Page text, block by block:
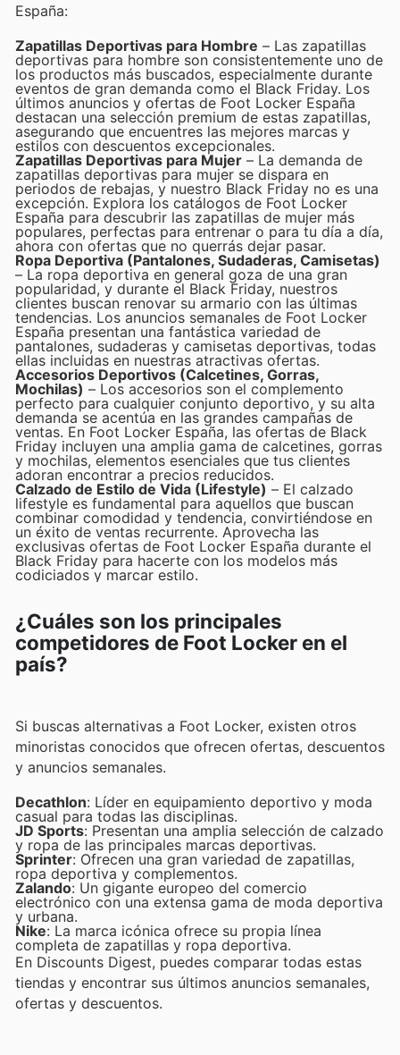
España:
Zapatillas Deportivas para Hombre – Las zapatillas
deportivas para hombre son consistentemente uno de
los productos más buscados, especialmente durante
eventos de gran demanda como el Black Friday. Los
últimos anuncios y ofertas de Foot Locker España
destacan una selección premium de estas zapatillas,
asegurando que encuentres las mejores marcas y
estilos con descuentos excepcionales.
Zapatillas Deportivas para Mujer – La demanda de
zapatillas deportivas para mujer se dispara en
periodos de rebajas, y nuestro Black Friday no es una
excepción. Explora los catálogos de Foot Locker
España para descubrir las zapatillas de mujer más
populares, perfectas para entrenar o para tu día a día,
ahora con ofertas que no querrás dejar pasar.
Ropa Deportiva (Pantalones, Sudaderas, Camisetas)
– La ropa deportiva en general goza de una gran
popularidad, y durante el Black Friday, nuestros
clientes buscan renovar su armario con las últimas
tendencias. Los anuncios semanales de Foot Locker
España presentan una fantástica variedad de
pantalones, sudaderas y camisetas deportivas, todas
ellas incluidas en nuestras atractivas ofertas.
Accesorios Deportivos (Calcetines, Gorras,
Mochilas) – Los accesorios son el complemento
perfecto para cualquier conjunto deportivo, y su alta
demanda se acentúa en las grandes campañas de
ventas. En Foot Locker España, las ofertas de Black
Friday incluyen una amplia gama de calcetines, gorras
y mochilas, elementos esenciales que tus clientes
adoran encontrar a precios reducidos.
Calzado de Estilo de Vida (Lifestyle) – El calzado
lifestyle es fundamental para aquellos que buscan
combinar comodidad y tendencia, convirtiéndose en
un éxito de ventas recurrente. Aprovecha las
exclusivas ofertas de Foot Locker España durante el
Black Friday para hacerte con los modelos más
codiciados y marcar estilo.
¿Cuáles son los principales
competidores de Foot Locker en el
país?
Si buscas alternativas a Foot Locker, existen otros
minoristas conocidos que ofrecen ofertas, descuentos
y anuncios semanales.
Decathlon: Líder en equipamiento deportivo y moda
casual para todas las disciplinas.
JD Sports: Presentan una amplia selección de calzado
y ropa de las principales marcas deportivas.
Sprinter: Ofrecen una gran variedad de zapatillas,
ropa deportiva y complementos.
Zalando: Un gigante europeo del comercio
electrónico con una extensa gama de moda deportiva
y urbana.
Nike: La marca icónica ofrece su propia línea
completa de zapatillas y ropa deportiva.
En Discounts Digest, puedes comparar todas estas
tiendas y encontrar sus últimos anuncios semanales,
ofertas y descuentos.